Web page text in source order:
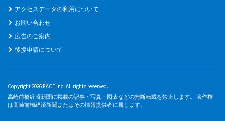
アクセスデータの利用について
お問い合わせ
広告のご案内
後援申請について
Copyright 2026 FACE Inc. All rights reserved.
高崎前橋経済新聞に掲載の記事・写真・図表などの無断転載を禁止します。 著作権
は高崎前橋経済新聞またはその情報提供者に属します。